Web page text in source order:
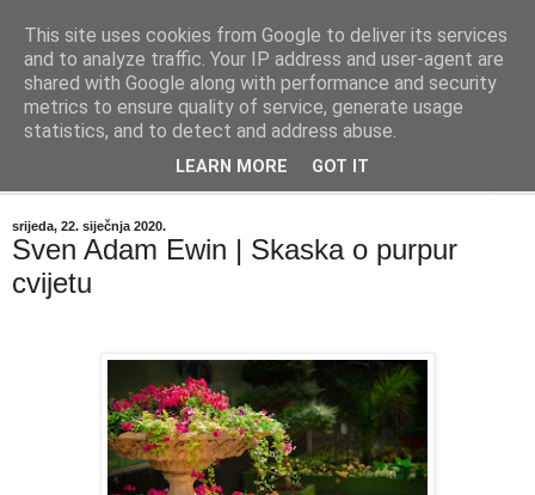
"Kvaka"
Časopis za književnost ISSN 2459-5632
srijeda, 22. siječnja 2020.
Sven Adam Ewin | Skaska o purpur
cvijetu
This site uses cookies from Google to deliver its services
and to analyze traffic. Your IP address and user-agent are
shared with Google along with performance and security
metrics to ensure quality of service, generate usage
statistics, and to detect and address abuse.
LEARN MORE GOT IT